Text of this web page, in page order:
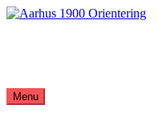
Spring
Menu